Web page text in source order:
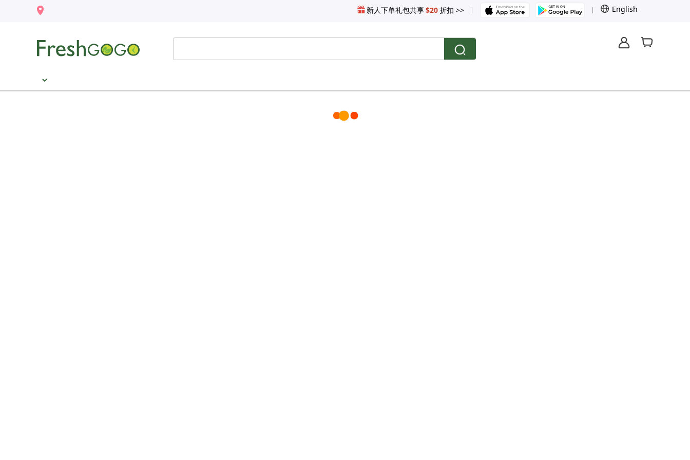
新人下单礼包共享$20折扣 >> English